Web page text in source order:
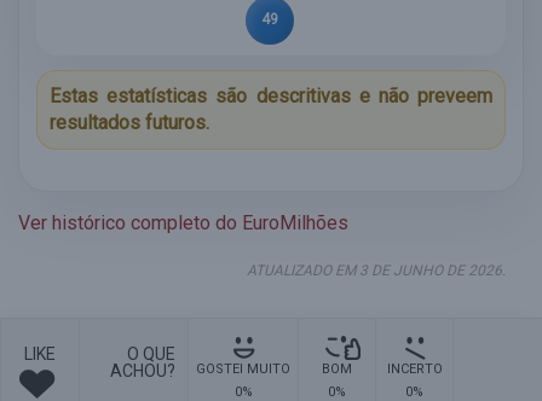
49
Estas estatísticas são descritivas e não preveem
resultados futuros.
Ver histórico completo do EuroMilhões
ATUALIZADO EM 3 DE JUNHO DE 2026.
LIKE
O QUE
ACHOU?
GOSTEI MUITO
0%
BOM
0%
INCERTO
0%